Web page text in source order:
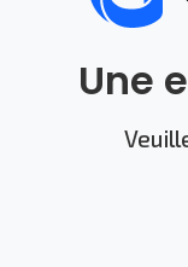
Une